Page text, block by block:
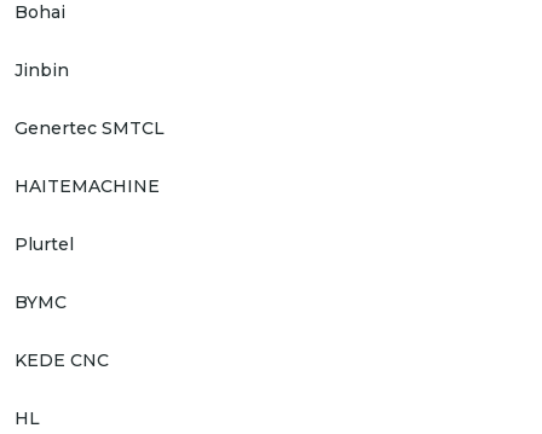
Bohai
Jinbin
Genertec SMTCL
HAITEMACHINE
Plurtel
BYMC
KEDE CNC
HL